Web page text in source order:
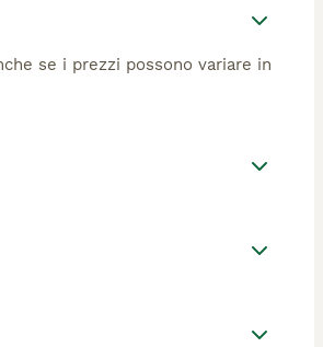
se i prezzi possono variare in